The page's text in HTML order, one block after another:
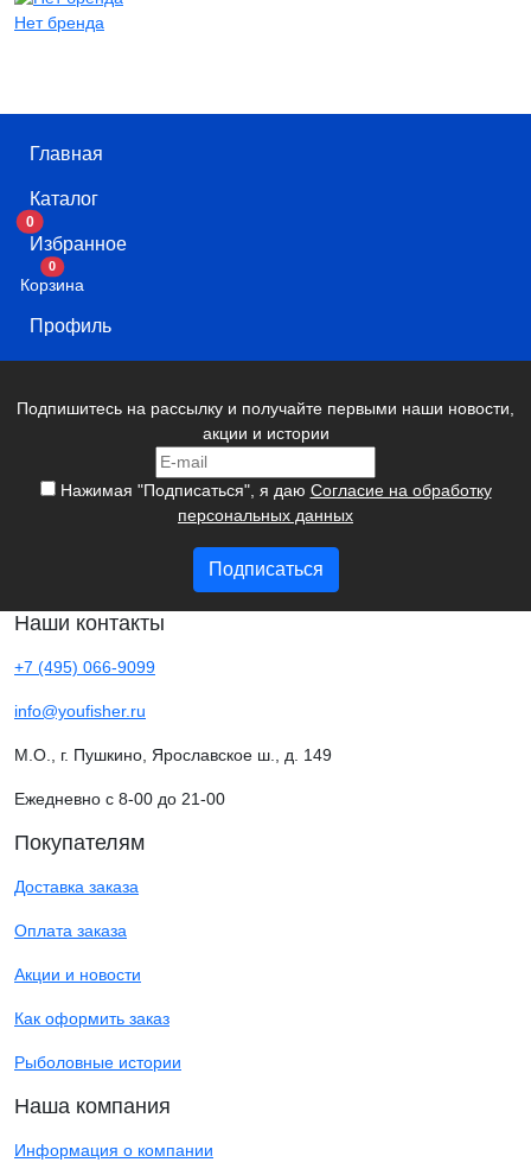
Нет бренда
Главная
Каталог
0
Избранное
Корзина
0В корзину
Профиль
Подпишитесь на рассылку и получайте первыми наши новости,
акции и истории
Нажимая "Подписаться", я даю Согласие на обработку
персональных данных
Подписаться
Наши контакты
+7 (495) 066-9099
info@youfisher.ru
М.О., г. Пушкино, Ярославское ш., д. 149
Ежедневно с 8-00 до 21-00
Покупателям
Доставка заказа
Оплата заказа
Акции и новости
Как оформить заказ
Рыболовные истории
Наша компания
Информация о компании